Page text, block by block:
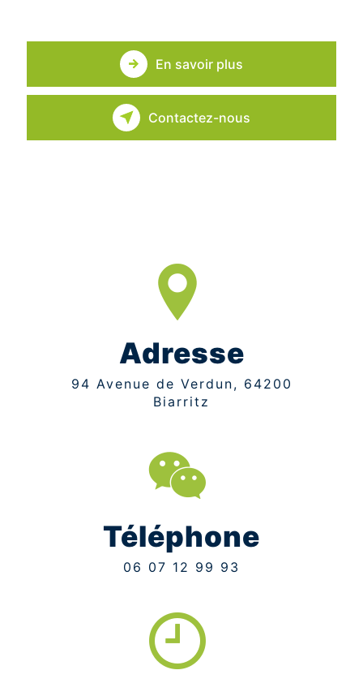
En savoir plus
Contactez-nous
Adresse
94 Avenue de Verdun, 64200
Biarritz
Téléphone
06 07 12 99 93